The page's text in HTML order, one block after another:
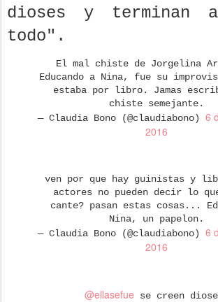
dioses y terminan
todo".
El mal chiste de Jorgelina
Educando a Nina, fue su
estaba por libro. Jamas
chiste semejante.
— Claudia Bono (@claudiabono) 6
2016
ven por que hay guinistas y
actores no pueden decir lo
cante? pasan estas cosas...
Nina, un papelon.
— Claudia Bono (@claudiabono) 6
2016
@ellasefue se creen